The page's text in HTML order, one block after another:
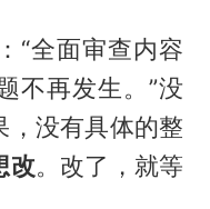
“全面审查内容
不再发生。”没
，没有具体的整
改。改了，就等